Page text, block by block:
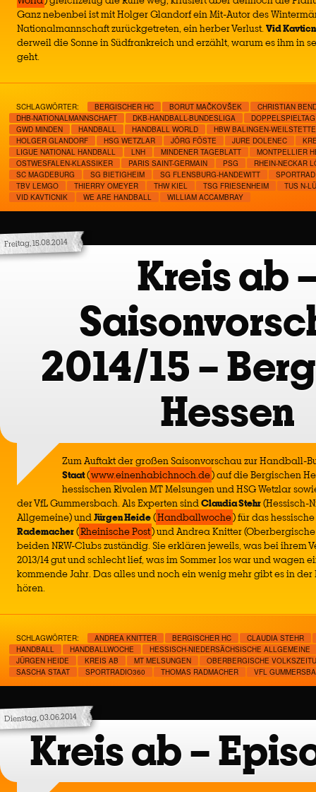
Ganz nebenbei ist mit Holger Glandorf ein Mit-Autor des
Nationalmannschaft zurückgetreten, ein herber Verlust.Vid
derweil die Sonne in Südfrankreich und erzählt, warum es ihm in
geht.
SCHLAGWÖRTER: BERGISCHER HC BORUT MAČKOVŠEK
CHRISTIAN
DHB-NATIONALMANNSCHAFT
DKB-HANDBALL-BUNDESLIGA
DOPPELSPIELTAG
GWD MINDEN
HANDBALL HANDBALL WORLD
HBW BALINGEN-
HOLGER GLANDORF
HSG WETZLAR JÖRG FÖSTE JURE DOLENEC
LIGUE NATIONAL HANDBALL
LNH MINDENER TAGEBLATT
MONTPELLIER
OSTWESFALEN-KLASSIKER
PARIS SAINT-GERMAIN PSG
RHEIN-NECKAR
SC MAGDEBURG
SG BIETIGHEIM SG FLENSBURG-HANDEWITT
TBV LEMGO
THIERRY OMEYER THW KIEL TSG FRIESENHEIM
TUS N-
VID KAVTICNIK
WE ARE HANDBALL WILLIAM ACCAMBRAY
Freitag, 15.08.2014
Kreis ab
2014/15 –
Hessen
Zum Auftakt der großen Saisonvorschau zur Handball-
Staat(www.einenhabichnoch.de) auf die Bergischen
hessischen Rivalen MT Melsungen und HSG Wetzlar
der VfL Gummersbach. Als Experten sindClaudia Stehr(Hessisch-
Allgemeine) undJürgen Heide(Handballwoche) für das
Rademacher(Rheinische Post) und Andrea Knitter
beiden NRW-Clubs zuständig. Sie erklären jeweils, was bei ihrem
2013/14 gut und schlecht lief, was im Sommer los war und wagen
kommende Jahr. Das alles und noch ein wenig mehr gibt es in
hören.
SCHLAGWÖRTER: ANDREA KNITTER BERGISCHER HC
CLAUDIA STEHR
HANDBALL
HANDBALLWOCHE
HESSISCH-NIEDERSÄCHSISCHE ALLGEMEINE
JÜRGEN HEIDE
KREIS AB MT MELSUNGEN
OBERBERGISCHE
SASCHA STAAT
SPORTRADIO360 THOMAS RADMACHER VFL
Dienstag, 03.06.2014
Kreis ab –